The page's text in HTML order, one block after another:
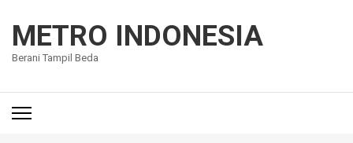
konten
(Tekan
METRO INDONESIA
Berani Tampil Beda